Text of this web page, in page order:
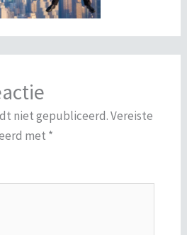
niet gepubliceerd.Vereiste
met *